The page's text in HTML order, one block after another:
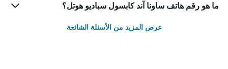
ما هو رقم هاتف ساونا آند كابسول سباديو هوتل؟
عرض المزيد من الأسئلة الشائعة